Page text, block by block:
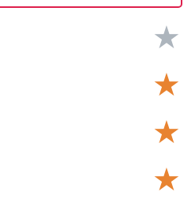
★
★
★
★